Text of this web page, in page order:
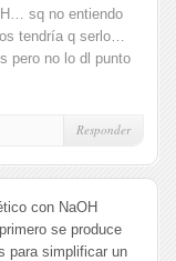
sq no entiendo
tendría q serlo…
pero no lo dl punto
Responder
con NaOH
se produce
para simplificar un